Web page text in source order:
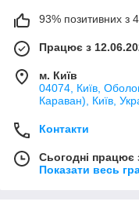
93% позитивних з
Працює з
м. Київ
04074, Київ,
Караван), Київ,
Контакти
Сьогодні працює
Показати весь